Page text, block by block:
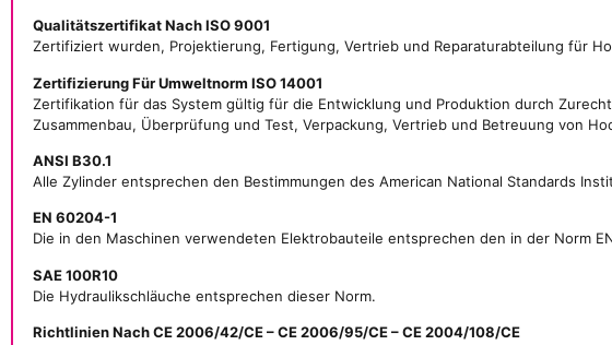
Qualitätszertifikat Nach ISO 9001
Zertifiziert wurden, Projektierung, Fertigung, Vertrieb und Reparaturabteilung für
Zertifizierung Für Umweltnorm ISO 14001
Zertifikation für das System gültig für die Entwicklung und Produktion durch
Zusammenbau, Überprüfung und Test, Verpackung, Vertrieb und Betreuung von
ANSI B30.1
Alle Zylinder entsprechen den Bestimmungen des American National Standards
EN 60204-1
Die in den Maschinen verwendeten Elektrobauteile entsprechen den in der Norm
SAE 100R10
Die Hydraulikschläuche entsprechen dieser Norm.
Richtlinien Nach CE 2006/42/CE – CE 2006/95/CE – CE 2004/108/CE